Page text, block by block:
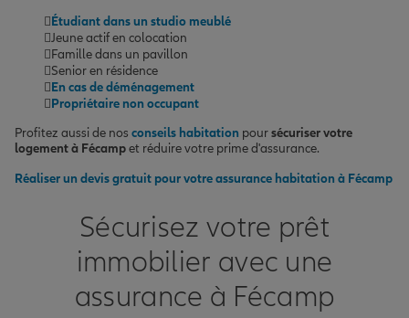
Étudiant dans un studio meublé
Jeune actif en colocation
Famille dans un pavillon
Senior en résidence
En cas de déménagement
Propriétaire non occupant
Profitez aussi de nos conseils habitation poursécuriser votre
logement à Fécampet réduire votre prime d'assurance.
Réaliser un devis gratuit pour votre assurance habitation à Fécamp
Sécurisez votre prêt
immobilier avec une
assurance à Fécamp